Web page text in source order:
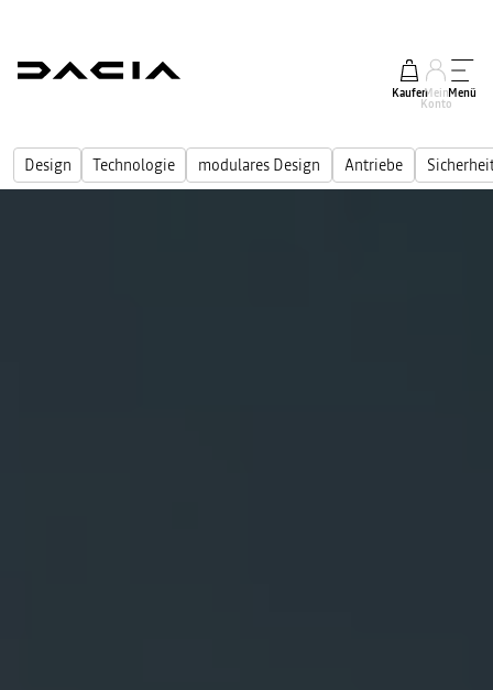
KaufenMein
Konto
Menü
Design Technologie modulares Design Antriebe